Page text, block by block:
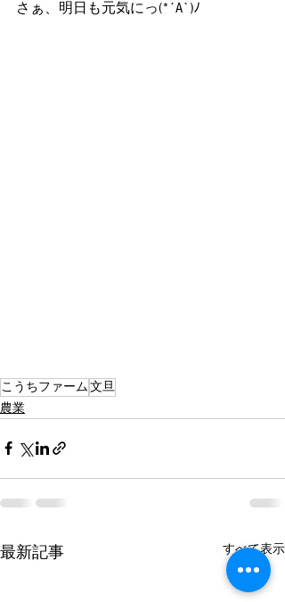
さぁ、明日も元気にっ(*´A`)ﾉ
こうちファーム文旦
農業
最新記事 すべて表示